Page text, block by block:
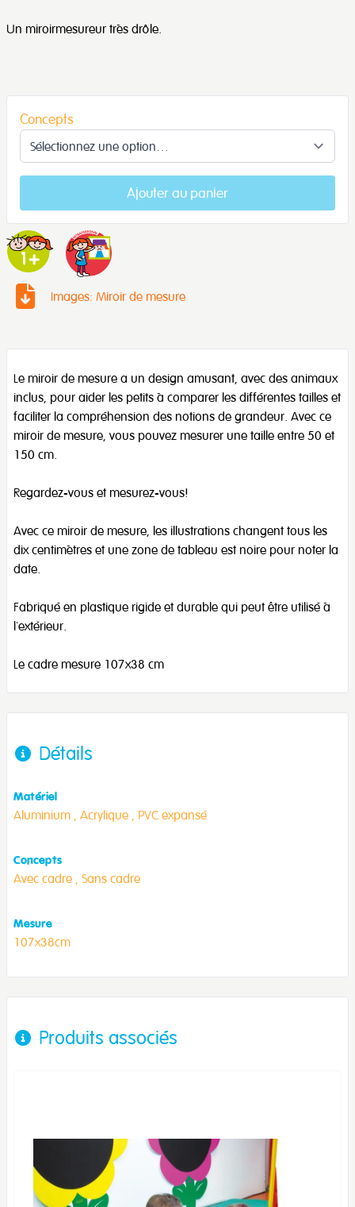
Un miroirmesureur très drôle.
Concepts
Ajouter au panier
Images: Miroir de mesure
Le miroir de mesure a un design amusant, avec des animaux
inclus, pour aider les petits à comparer les différentes tailles et
faciliter la compréhension des notions de grandeur. Avec ce
miroir de mesure, vous pouvez mesurer une taille entre 50 et
150 cm.
Regardez-vous et mesurez-vous!
Avec ce miroir de mesure, les illustrations changent tous les
dix centimètres et une zone de tableau est noire pour noter la
date.
Fabriqué en plastique rigide et durable qui peut être utilisé à
l'extérieur.
Le cadre mesure 107x38 cm
Détails
Matériel
Aluminium , Acrylique , PVC expansé
Concepts
Avec cadre , Sans cadre
Mesure
107x38cm
Produits associés